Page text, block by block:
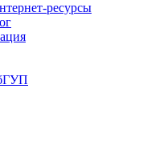
ресурсы